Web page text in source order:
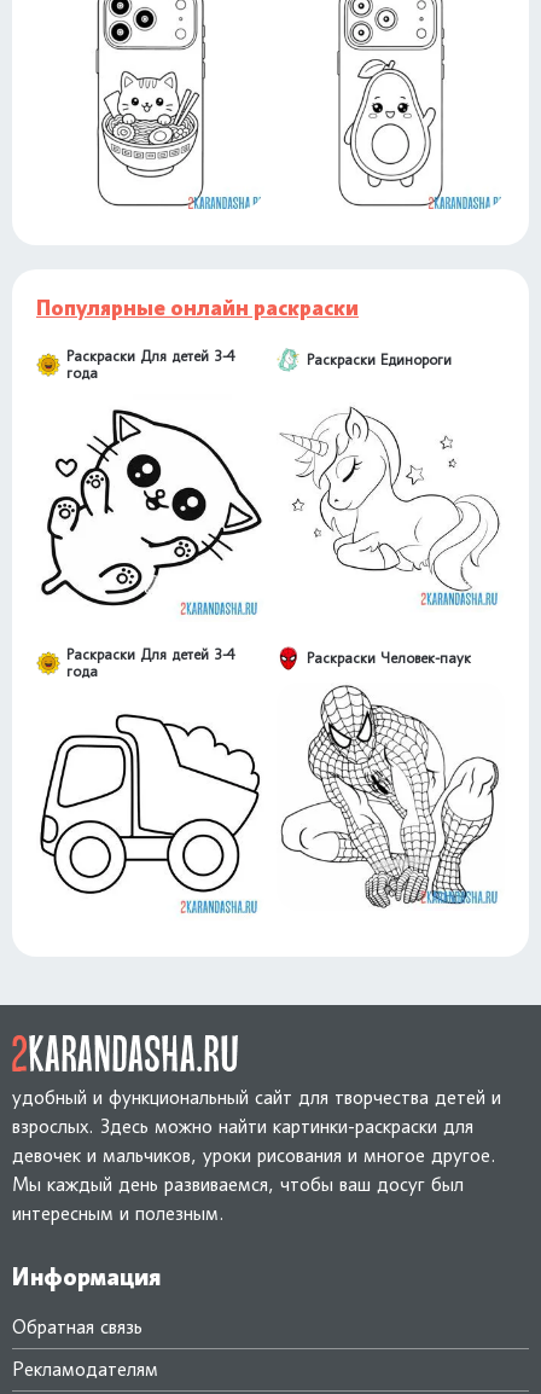
Популярные онлайн раскраски
Раскраски Для детей 3-4
года
Раскраски Единороги
Раскраски Для детей 3-4
года
Раскраски Человек-паук
удобный и функциональный сайт для творчества детей и
взрослых. Здесь можно найти картинки-раскраски для
девочек и мальчиков, уроки рисования и многое другое.
Мы каждый день развиваемся, чтобы ваш досуг был
интересным и полезным.
Информация
Обратная связь
Рекламодателям